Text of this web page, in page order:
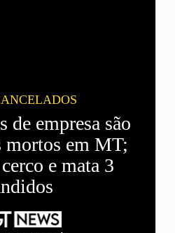
de empresa são
mortos em MT;
e mata 3